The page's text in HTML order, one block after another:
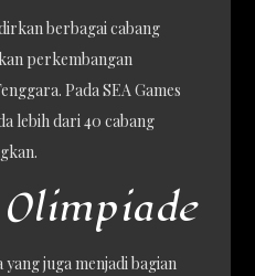
berbagai cabang
perkembangan
Pada SEA Games
lebih dari 40 cabang
juga menjadi bagian